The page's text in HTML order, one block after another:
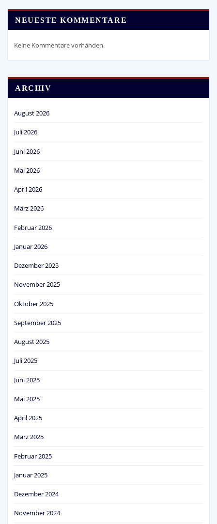
NEUESTE KOMMENTARE
Keine Kommentare vorhanden.
ARCHIV
August 2026
Juli 2026
Juni 2026
Mai 2026
April 2026
März 2026
Februar 2026
Januar 2026
Dezember 2025
November 2025
Oktober 2025
September 2025
August 2025
Juli 2025
Juni 2025
Mai 2025
April 2025
März 2025
Februar 2025
Januar 2025
Dezember 2024
November 2024